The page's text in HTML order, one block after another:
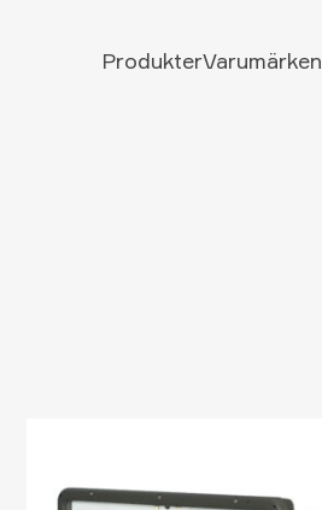
ProdukterVarumärken